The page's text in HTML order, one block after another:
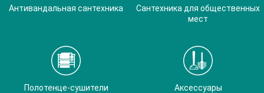
Антивандальная сантехника
Сантехника для общественных
мест
Полотенце-сушители Аксессуары